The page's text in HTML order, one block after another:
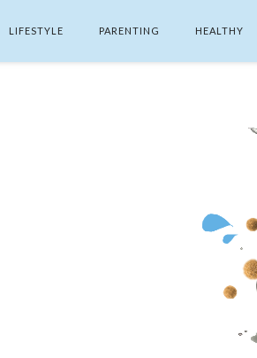
LIFESTYLE PARENTING HEALTHY